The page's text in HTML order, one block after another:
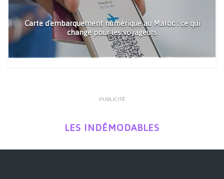
Carte d'embarquement numérique au Maroc : ce qui
change pour les voyageurs
PUBLICITÉ
LES INDÉMODABLES